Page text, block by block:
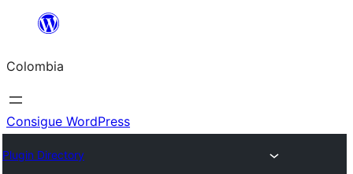
Saltar
contenido
Colombia
Consigue WordPress
Plugin Directory